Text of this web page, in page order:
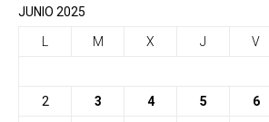
JUNIO 2025
M X J V
2 3 4 5 6